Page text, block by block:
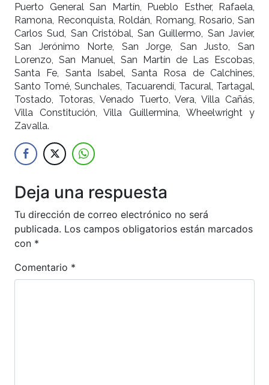
Puerto General San Martín, Pueblo Esther, Rafaela,
Ramona, Reconquista, Roldán, Romang, Rosario, San
Carlos Sud, San Cristóbal, San Guillermo, San Javier,
San Jerónimo Norte, San Jorge, San Justo, San
Lorenzo, San Manuel, San Martín de Las Escobas,
Santa Fe, Santa Isabel, Santa Rosa de Calchines,
Santo Tomé, Sunchales, Tacuarendí, Tacural, Tartagal,
Tostado, Totoras, Venado Tuerto, Vera, Villa Cañás,
Villa Constitución, Villa Guillermina, Wheelwright y
Zavalla.
Deja una respuesta
Tu dirección de correo electrónico no será
publicada. Los campos obligatorios están marcados
con *
Comentario *